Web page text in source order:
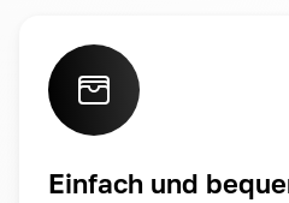
Einfach und